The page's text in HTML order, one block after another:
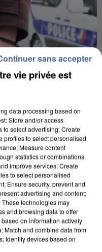
DE LA DZ
vie privée est
data processing based on
Store and/or access
to select advertising; Create
profiles to select personalised
Measure content
statistics or combinations
improve services; Create
to select personalised
Ensure security, prevent and
advertising and content;
technologies may
and browsing data to offer
on information actively
Match and combine data from
Identify devices based on
sans accepter